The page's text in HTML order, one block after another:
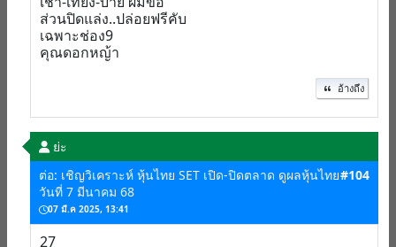
ส่วนปิดแล่ง..ปล่อยฟรีคับ
เฉพาะช่อง9
คุณดอกหญ้า
อ้างถึง
ย่ะ
ต่อ: เชิญวิเคราะห์ หุ้นไทย SET เปิด-ปิดตลาด ดูผลหุ้นไทย
วันที่ 7 มีนาคม 68
07 มี.ค 2025, 13:41
#104
27